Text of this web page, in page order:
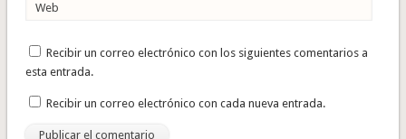
Web
Recibir un correo electrónico con los siguientes comentarios a
esta entrada.
Recibir un correo electrónico con cada nueva entrada.